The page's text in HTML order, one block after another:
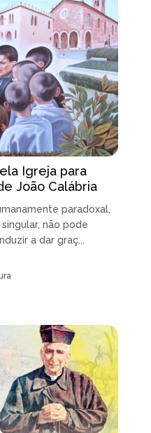
Igreja para
João Calábria
paradoxal,
não pode
a dar graç...